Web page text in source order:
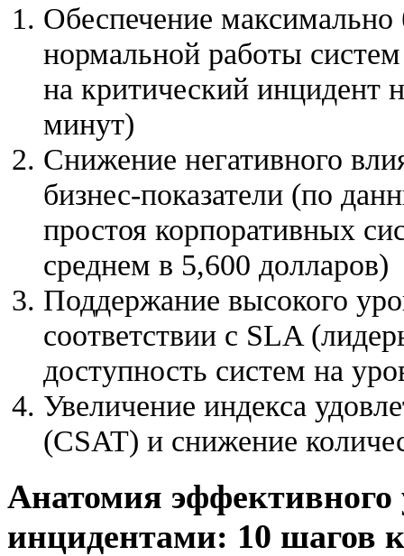
Обеспечение максимально
нормальной работы
на критический инцидент
минут)
Снижение негативного
бизнес-показатели (по
простоя корпоративных
среднем в 5,600 долларов)
Поддержание высокого
соответствии с SLA
доступность систем на
Увеличение индекса
(CSAT) и снижение
Анатомия эффективного
инцидентами: 10 шагов к